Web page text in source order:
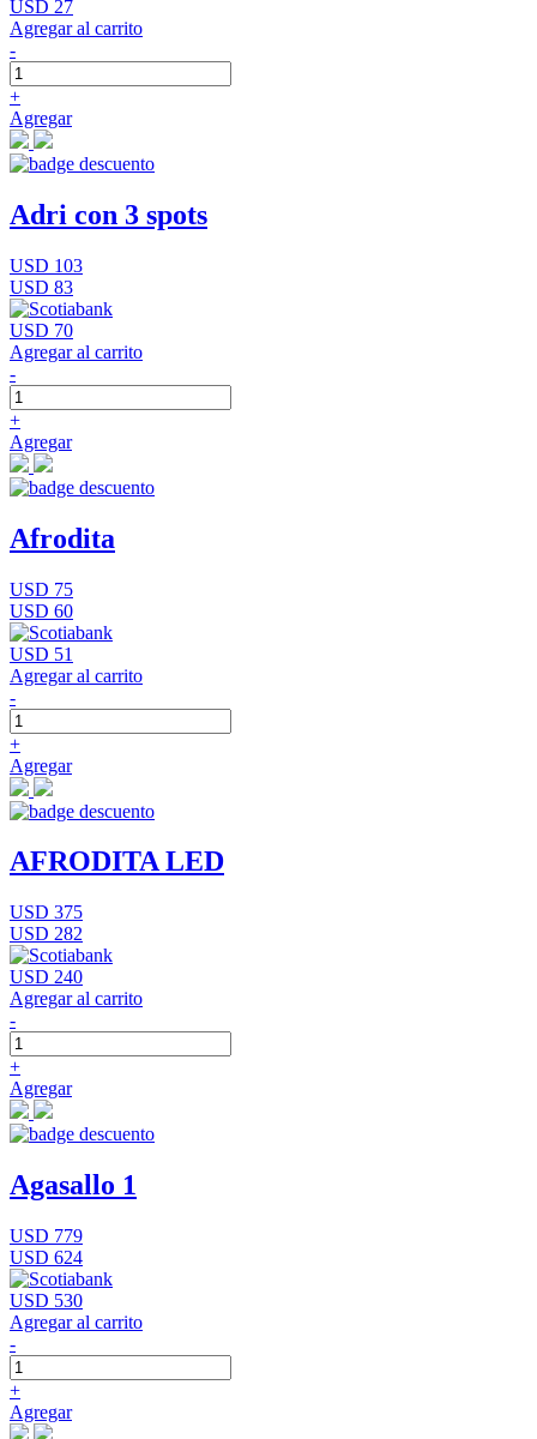
USD 27
Agregar al carrito
-
+
Agregar
Adri con 3 spots
USD 103
USD 83
USD 70
Agregar al carrito
-
+
Agregar
Afrodita
USD 75
USD 60
USD 51
Agregar al carrito
-
+
Agregar
AFRODITA LED
USD 375
USD 282
USD 240
Agregar al carrito
-
+
Agregar
Agasallo 1
USD 779
USD 624
USD 530
Agregar al carrito
-
+
Agregar